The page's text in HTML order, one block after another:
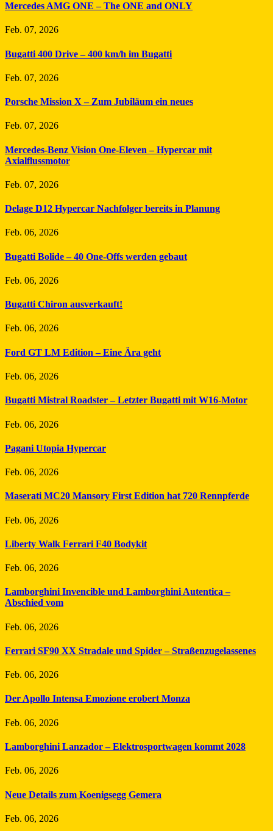
Mercedes AMG ONE – The ONE and ONLY
Feb. 07, 2026
Bugatti 400 Drive – 400 km/h im Bugatti
Feb. 07, 2026
Porsche Mission X – Zum Jubiläum ein neues
Feb. 07, 2026
Mercedes-Benz Vision One-Eleven – Hypercar mit
Axialflussmotor
Feb. 07, 2026
Delage D12 Hypercar Nachfolger bereits in Planung
Feb. 06, 2026
Bugatti Bolide – 40 One-Offs werden gebaut
Feb. 06, 2026
Bugatti Chiron ausverkauft!
Feb. 06, 2026
Ford GT LM Edition – Eine Ära geht
Feb. 06, 2026
Bugatti Mistral Roadster – Letzter Bugatti mit W16-Motor
Feb. 06, 2026
Pagani Utopia Hypercar
Feb. 06, 2026
Maserati MC20 Mansory First Edition hat 720 Rennpferde
Feb. 06, 2026
Liberty Walk Ferrari F40 Bodykit
Feb. 06, 2026
Lamborghini Invencible und Lamborghini Autentica –
Abschied vom
Feb. 06, 2026
Ferrari SF90 XX Stradale und Spider – Straßenzugelassenes
Feb. 06, 2026
Der Apollo Intensa Emozione erobert Monza
Feb. 06, 2026
Lamborghini Lanzador – Elektrosportwagen kommt 2028
Feb. 06, 2026
Neue Details zum Koenigsegg Gemera
Feb. 06, 2026